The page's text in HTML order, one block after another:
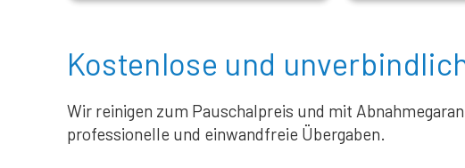
Kostenlose und
Wir reinigen zum Pauschalpreis und mit
professionelle und einwandfreie Übergaben.